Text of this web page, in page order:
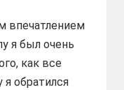
впечатлением
я был очень
как все
обратился